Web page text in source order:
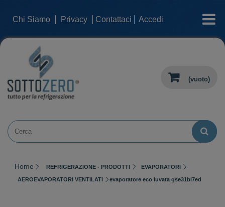
Chi Siamo Privacy Contattaci Accedi categorie
(vuoto)
Home REFRIGERAZIONE - PRODOTTI EVAPORATORI
AEROEVAPORATORI VENTILATI evaporatore eco luvata gse31bl7ed